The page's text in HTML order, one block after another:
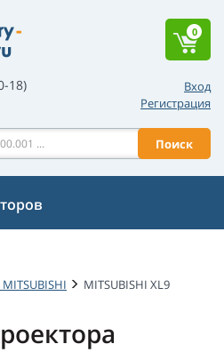
Вход
Регистрация
18)
Поиск
0
MITSUBISHI XL9